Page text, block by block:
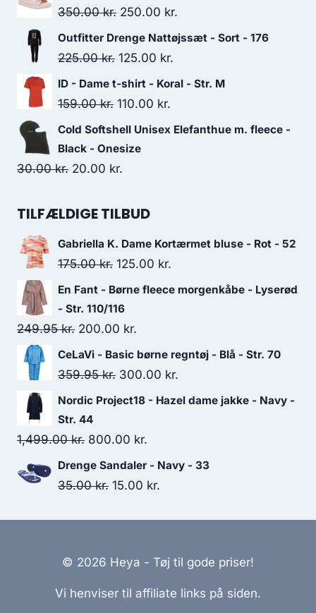
was:
is:
350.00kr. Original
price
was:
250.00 kr.
price
Outfitter Drenge Nattøjssæt - Sort - 176
225.00kr. Original
price
was:
125.00 kr.
price
ID - Dame t-shirt - Koral - Str. M
159.00kr. Original
price
was:
159.00 kr..
110.00 kr.
price
Cold Softshell Unisex Elefanthue m. fleece -
Black - Onesize
30.00kr. Original
was:
20.00 kr.
is:
TILFÆLDIGE TILBUD
Gabriella K. Dame Kortærmet bluse - Rot - 52
175.00kr. Original
price
was:
175.00 kr..
125.00 kr.
price
En Fant - Børne fleece morgenkåbe - Lyserød
- Str. 110/116
249.95kr. Original
price
was:
200.00 kr.
price
is:
CeLaVi - Basic børne regntøj - Blå - Str. 70
359.95kr. Original
price
359.95 kr..
300.00 kr.
price
Nordic Project18 - Hazel dame jakke - Navy -
Str. 44
1,499.00kr. Original
price
was:
800.00 kr.
price
is:
Drenge Sandaler - Navy - 33
35.00kr. Original
15.00 kr.
© 2026 Heya - Tøj til gode priser!
Vi henviser til affiliate links på siden.